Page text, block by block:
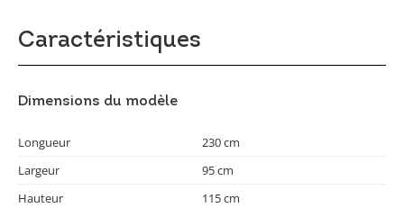
Caractéristiques
Dimensions du modèle
Longueur
230 cm
Largeur
95 cm
Hauteur
115 cm